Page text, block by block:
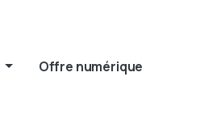
Offre numérique